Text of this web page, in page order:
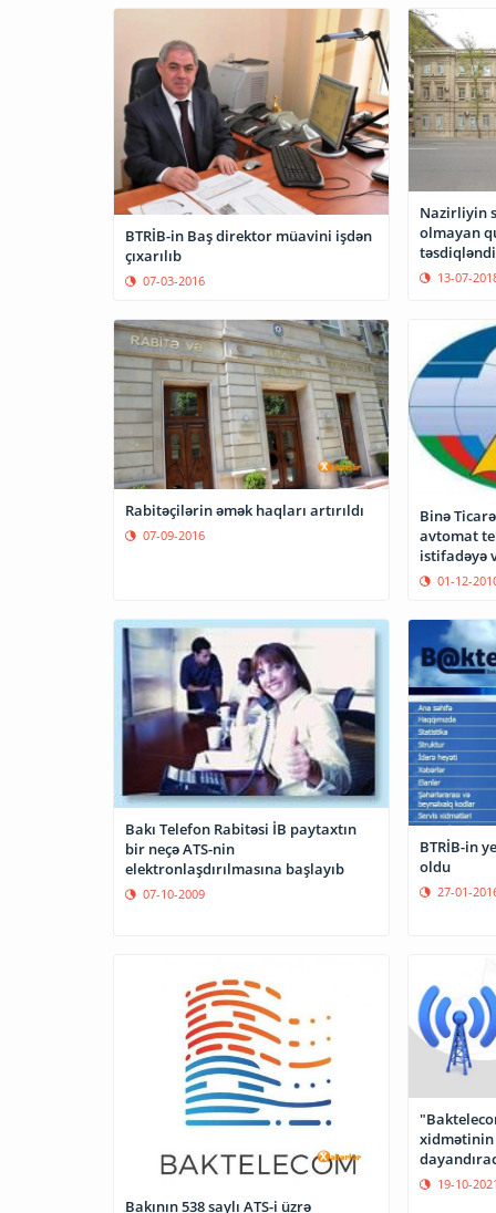
BTRİB-in Baş direktor müavini işdən
çıxarılıb
07-03-2016
Nazirliyin
olmayan
təsdiqləndi
13-07-
Rabitəçilərin əmək haqları artırıldı
07-09-2016
Binə
avtomat
istifadəyə
01-12-
Bakı Telefon Rabitəsi İB paytaxtın
bir neçə ATS-nin
elektronlaşdırılmasına başlayıb
07-10-2009
BTRİB-in
oldu
27-01-
Bakının 538 saylı ATS-i üzrə
19-10-2021